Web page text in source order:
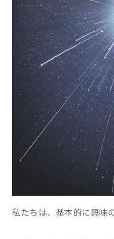
私たちは、基本的に興味